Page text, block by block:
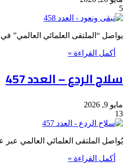
5
يواصل “الملتقى العلمائي العالمي”
أكمل القراءة »
سلاح الردع – العدد 457
مايو 9, 2026
13
يُواصل الملتقى العلمائي العالمي
أكمل القراءة »